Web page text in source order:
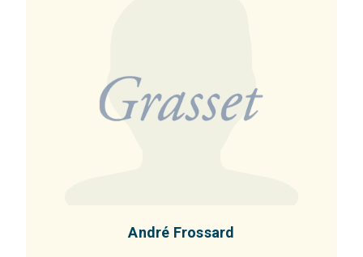
André Frossard